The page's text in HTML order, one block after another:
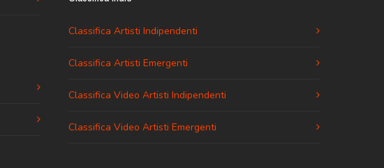
Classifica Artisti Indipendenti
Classifica Artisti Emergenti
Classifica Video Artisti Indipendenti
Classifica Video Artisti Emergenti